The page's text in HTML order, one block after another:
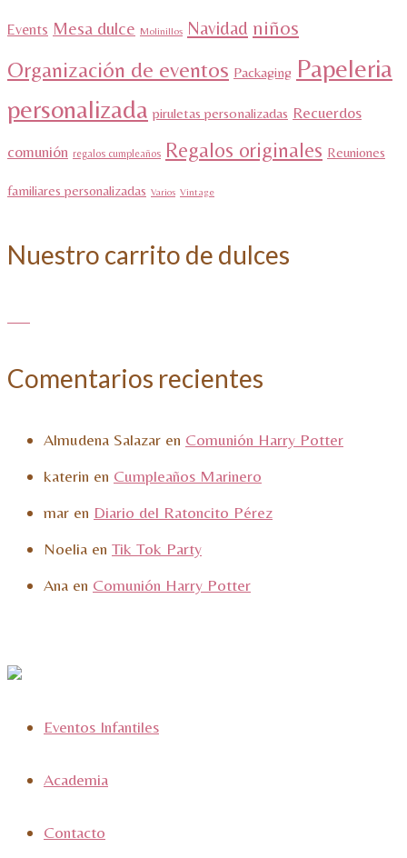
Events Mesa dulce Molinillos Navidad niños
Organización de eventos Packaging Papeleria
personalizada piruletas personalizadas Recuerdos
comunión regalos cumpleaños Regalos originales Reuniones
familiares personalizadas Varios Vintage
Nuestro carrito de dulces
Comentarios recientes
Almudena Salazar en Comunión Harry Potter
katerin en Cumpleaños Marinero
mar en Diario del Ratoncito Pérez
Noelia en Tik Tok Party
Ana en Comunión Harry Potter
Eventos Infantiles
Academia
Contacto